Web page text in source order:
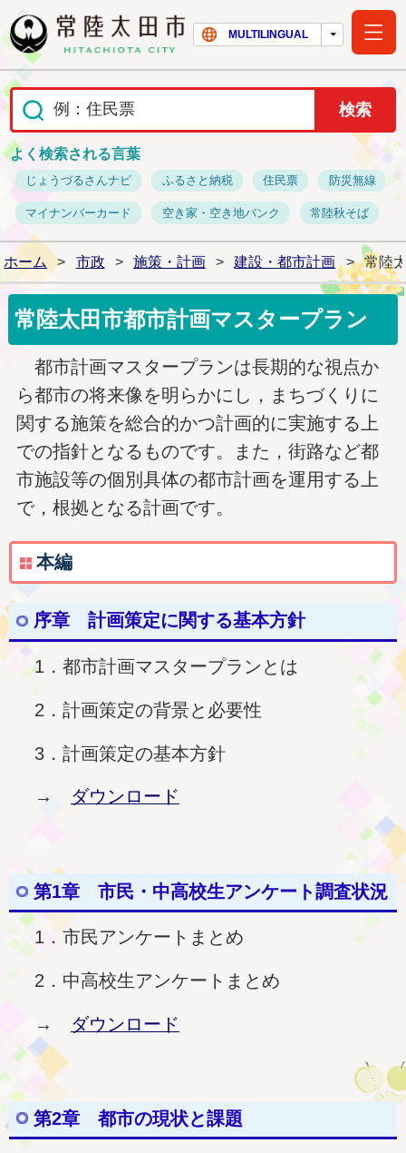
常陸太田市ホー
MULTILINGUAL
よく検索される言葉
じょうづるさんナビ ふるさと納税 住民票 防災無線
マイナンバーカード 空き家・空き地バンク 常陸秋そば
ホーム > 市政 > 施策・計画 > 建設・都市計画 > 常陸
常陸太田市都市計画マスタープラン
都市計画マスタープランは長期的な視点か
ら都市の将来像を明らかにし，まちづくりに
関する施策を総合的かつ計画的に実施する上
での指針となるものです。また，街路など都
市施設等の個別具体の都市計画を運用する上
で，根拠となる計画です。
本編
序章 計画策定に関する基本方針
1．都市計画マスタープランとは
2．計画策定の背景と必要性
3．計画策定の基本方針
→ ダウンロード
第1章 市民・中高校生アンケート調査状況
1．市民アンケートまとめ
2．中高校生アンケートまとめ
→ ダウンロード
第2章 都市の現状と課題